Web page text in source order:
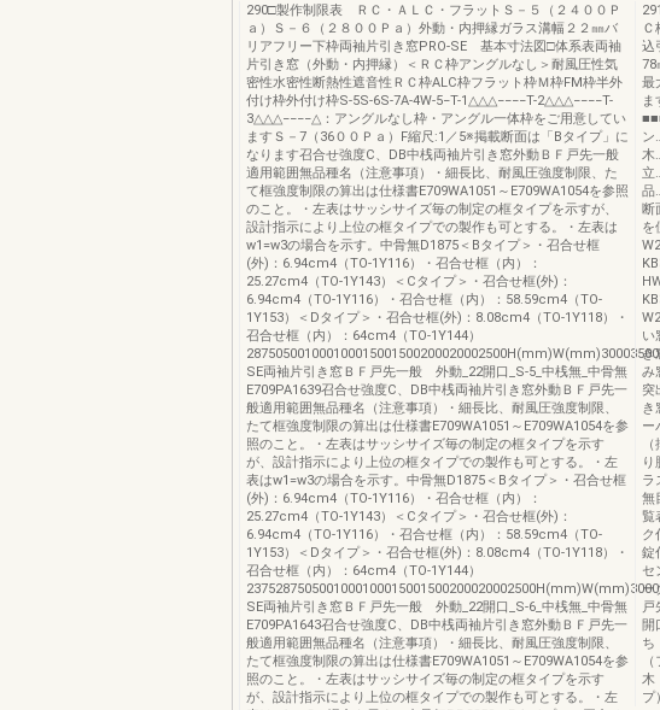
290□製作制限表 ＲＣ・ＡＬＣ・フラットＳ－５（２４００Ｐ
ａ）Ｓ－６（２８００Ｐａ）外動・内押縁ガラス溝幅２２㎜バ
リアフリー下枠両袖片引き窓PRO-SE 基本寸法図□体系表両袖
片引き窓（外動・内押縁）＜ＲＣ枠アングルなし＞耐風圧性気
密性水密性断熱性遮音性ＲＣ枠ALC枠フラット枠Ｍ枠FM枠半外
付け枠外付け枠S-5S-6S-7A-4W-5−T-1△△△−−−−T-2△△△−−−−T-
3△△△−−−−△：アングルなし枠・アングル一体枠をご用意してい
ますＳ－7（36００Ｐａ）F縮尺:1／5※掲載断面は「Bタイプ」に
なります召合せ強度C、DB中桟両袖片引き窓外動ＢＦ戸先一般
適用範囲無品種名（注意事項）・細長比、耐風圧強度制限、た
て框強度制限の算出は仕様書E709WA1051～E709WA1054を参照
のこと。・左表はサッシサイズ毎の制定の框タイプを示すが、
設計指示により上位の框タイプでの製作も可とする。・左表は
w1=w3の場合を示す。中骨無D1875＜Bタイプ＞・召合せ框
(外)：6.94cm4（TO-1Y116）・召合せ框（内）：
25.27cm4（TO-1Y143）＜Cタイプ＞・召合せ框(外)：
6.94cm4（TO-1Y116）・召合せ框（内）：58.59cm4（TO-
1Y153）＜Dタイプ＞・召合せ框(外)：8.08cm4（TO-1Y118）・
召合せ框（内）：64cm4（TO-1Y144）
SE両袖片引き窓ＢＦ戸先一般 外動_22開口_S-5_中桟無_中骨無
E709PA1639召合せ強度C、DB中桟両袖片引き窓外動ＢＦ戸先一
般適用範囲無品種名（注意事項）・細長比、耐風圧強度制限、
たて框強度制限の算出は仕様書E709WA1051～E709WA1054を参
照のこと。・左表はサッシサイズ毎の制定の框タイプを示す
が、設計指示により上位の框タイプでの製作も可とする。・左
表はw1=w3の場合を示す。中骨無D1875＜Bタイプ＞・召合せ框
(外)：6.94cm4（TO-1Y116）・召合せ框（内）：
25.27cm4（TO-1Y143）＜Cタイプ＞・召合せ框(外)：
6.94cm4（TO-1Y116）・召合せ框（内）：58.59cm4（TO-
1Y153）＜Dタイプ＞・召合せ框(外)：8.08cm4（TO-1Y118）・
召合せ框（内）：64cm4（TO-1Y144）
SE両袖片引き窓ＢＦ戸先一般 外動_22開口_S-6_中桟無_中骨無
E709PA1643召合せ強度C、DB中桟両袖片引き窓外動ＢＦ戸先一
般適用範囲無品種名（注意事項）・細長比、耐風圧強度制限、
たて框強度制限の算出は仕様書E709WA1051～E709WA1054を参
照のこと。・左表はサッシサイズ毎の制定の框タイプを示す
が、設計指示により上位の框タイプでの製作も可とする。・左
Ｃ
込
78
最
ま
ン
木
立
品
断
を
い
き
み
突
き
ー
り
ラ
無
覧
ク
錠
セ
ー
戸
開
ち
木
プ